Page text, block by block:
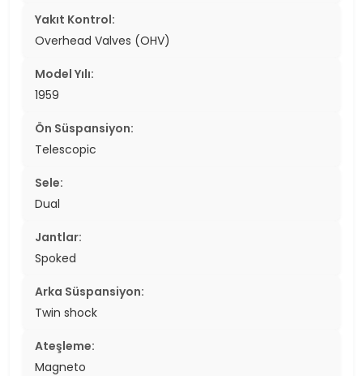
Yakıt Kontrol:
Overhead Valves (OHV)
Model Yılı:
1959
Ön Süspansiyon:
Telescopic
Sele:
Dual
Jantlar:
Spoked
Arka Süspansiyon:
Twin shock
Ateşleme:
Magneto